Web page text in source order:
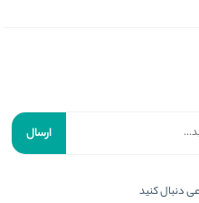
ارسال
دنبال کنید